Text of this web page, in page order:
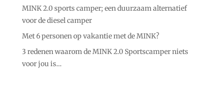
MINK 2.0 sports camper; een duurzaam alternatief
voor de diesel camper
Met 6 personen op vakantie met de MINK?
3 redenen waarom de MINK 2.0 Sportscamper niets
voor jou is…